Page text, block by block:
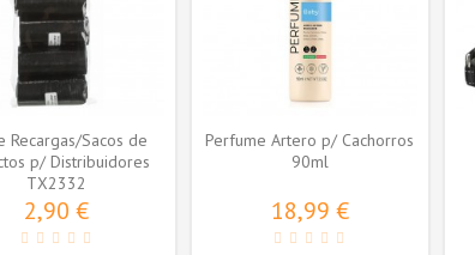
Recargas/Sacos de
p/ Distribuidores
(TX2332)
TX2332
2,90 €
Perfume Artero p/ Cachorros
90ml
18,99 €